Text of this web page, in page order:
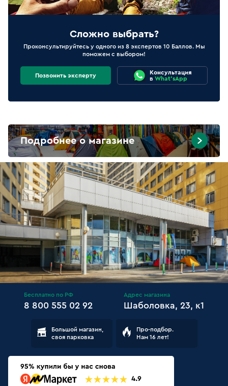
Сложно выбрать?
Проконсультируйтесь у одного из 8 экспертов 10 Баллов. Мы
поможем с выбором!
Позвонить эксперту
Консультация
в What'sApp
Подробнее о магазине
Бесплатно по РФ
8 800 555 02 92
Адрес магазина
Шаболовка, 23, к1
Большой магазин,
своя парковка
Про-подбор.
Нам 16 лет!